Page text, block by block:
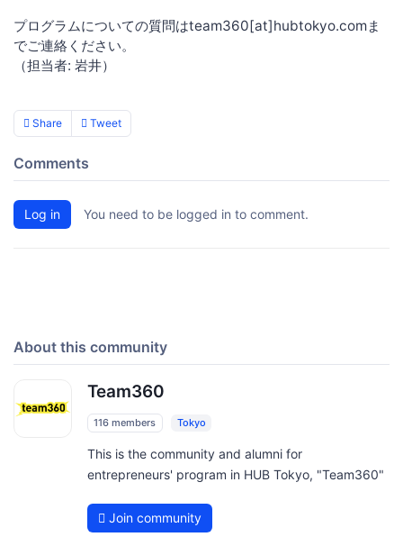
プログラムについての質問はteam360[at]hubtokyo.comま
でご連絡ください。
（担当者: 岩井）
Share Tweet
Comments
Log in You need to be logged in to comment.
About this community
Team360
116 members Tokyo
This is the community and alumni for
entrepreneurs' program in HUB Tokyo, "Team360"
Join community